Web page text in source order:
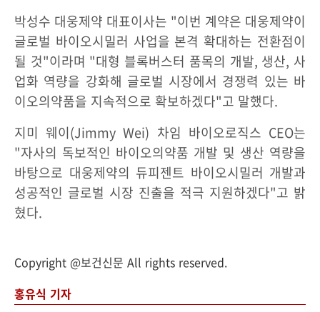
박성수 대웅제약 대표이사는 "이번 계약은 대웅제약이
글로벌 바이오시밀러 사업을 본격 확대하는 전환점이
될 것"이라며 "대형 블록버스터 품목의 개발, 생산, 사
업화 역량을 강화해 글로벌 시장에서 경쟁력 있는 바
이오의약품을 지속적으로 확보하겠다"고 말했다.
지미 웨이(Jimmy Wei) 차임 바이오로직스 CEO는
"자사의 독보적인 바이오의약품 개발 및 생산 역량을
바탕으로 대웅제약의 듀피젠트 바이오시밀러 개발과
성공적인 글로벌 시장 진출을 적극 지원하겠다"고 밝
혔다.
Copyright @보건신문 All rights reserved.
홍유식 기자